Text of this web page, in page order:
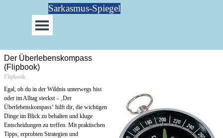
Direkt zum SeiteninhaltSarkasmus-Spiegel
Menü überspringen
Der Überlebenskompass
(Flipbook)
Flipbook
Egal, ob du in der Wildnis unterwegs bist
oder im Alltag steckst – ‚Der
Überlebenskompass‘ hilft dir, die wichtigen
Dinge im Blick zu behalten und kluge
Entscheidungen zu treffen. Mit praktischen
Tipps, erprobten Strategien und